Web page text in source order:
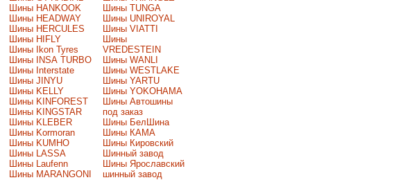
Шины HANKOOK
Шины HEADWAY
Шины HERCULES
Шины HIFLY
Шины Ikon Tyres
Шины INSA TURBO
Шины Interstate
Шины JINYU
Шины KELLY
Шины KINFOREST
Шины KINGSTAR
Шины KLEBER
Шины Kormoran
Шины KUMHO
Шины LASSA
Шины Laufenn
Шины MARANGONI
Шины TUNGA
Шины UNIROYAL
Шины VIATTI
Шины
VREDESTEIN
Шины WANLI
Шины WESTLAKE
Шины YARTU
Шины YOKOHAMA
Шины Автошины
под заказ
Шины БелШина
Шины КАМА
Шины Кировский
Шинный завод
Шины Ярославский
шинный завод